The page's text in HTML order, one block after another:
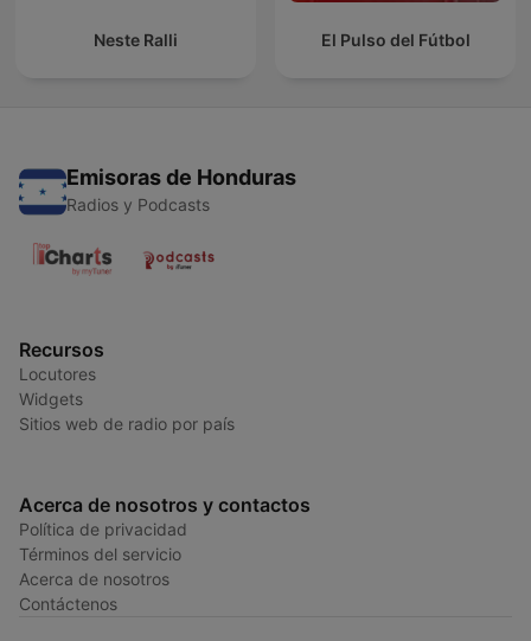
Neste Ralli El Pulso del Fútbol
Emisoras de Honduras
Radios y Podcasts
Recursos
Locutores
Widgets
Sitios web de radio por país
Acerca de nosotros y contactos
Política de privacidad
Términos del servicio
Acerca de nosotros
Contáctenos